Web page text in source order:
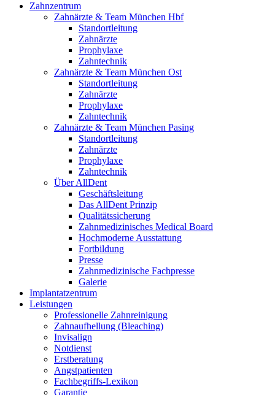
Zahnzentrum
Zahnärzte & Team München Hbf
Standortleitung
Zahnärzte
Prophylaxe
Zahntechnik
Zahnärzte & Team München Ost
Standortleitung
Zahnärzte
Prophylaxe
Zahntechnik
Zahnärzte & Team München Pasing
Standortleitung
Zahnärzte
Prophylaxe
Zahntechnik
Über AllDent
Geschäftsleitung
Das AllDent Prinzip
Qualitätssicherung
Zahnmedizinisches Medical Board
Hochmoderne Ausstattung
Fortbildung
Presse
Zahnmedizinische Fachpresse
Galerie
Implantatzentrum
Leistungen
Professionelle Zahnreinigung
Zahnaufhellung (Bleaching)
Invisalign
Notdienst
Erstberatung
Angstpatienten
Fachbegriffs-Lexikon
Garantie